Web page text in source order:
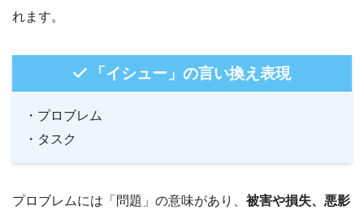
れます。
「イシュー」の言い換え表現
・プロブレム
・タスク
プロブレムには「問題」の意味があり、 被害や損失、悪影